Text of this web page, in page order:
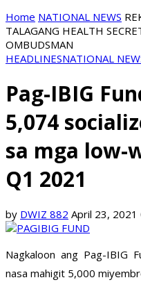
Home NATIONAL NEWS
TALAGANG HEALTH
OMBUDSMAN
HEADLINESNATIONAL
Pag-IBIG
5,074
sa mga low-
Q1 2021
by DWIZ 882 April 23, 2021
Nagkaloon ang Pag-IBIG
nasa mahigit 5,000